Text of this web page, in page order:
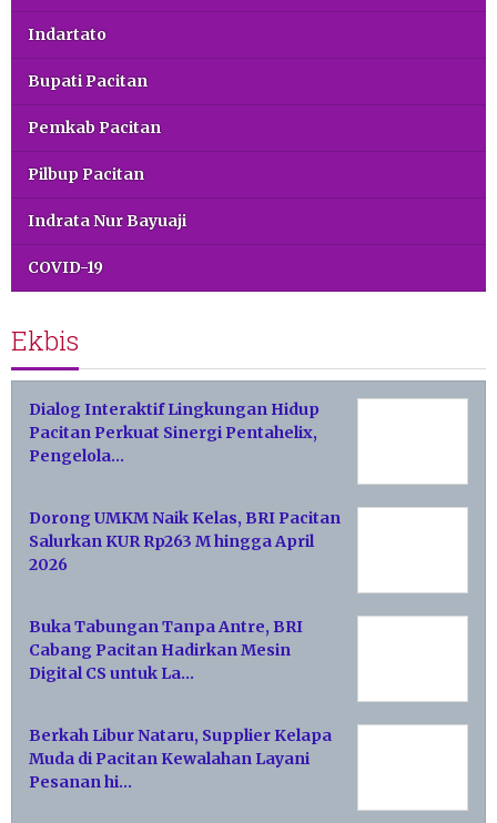
Indartato
Bupati Pacitan
Pemkab Pacitan
Pilbup Pacitan
Indrata Nur Bayuaji
COVID-19
Ekbis
Dialog Interaktif Lingkungan Hidup
Pacitan Perkuat Sinergi Pentahelix,
Pengelola…
Dorong UMKM Naik Kelas, BRI Pacitan
Salurkan KUR Rp263 M hingga April
2026
Buka Tabungan Tanpa Antre, BRI
Cabang Pacitan Hadirkan Mesin
Digital CS untuk La…
Berkah Libur Nataru, Supplier Kelapa
Muda di Pacitan Kewalahan Layani
Pesanan hi…